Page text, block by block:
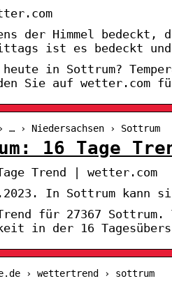
der Himmel
ist es bedeckt
in Sottrum?
Sie auf wetter.com
› Niedersachsen › Sottrum
16 Tage
Trend | wetter.com
In Sottrum kann
für 27367 Sottrum.
in der 16
› wettertrend › sottrum